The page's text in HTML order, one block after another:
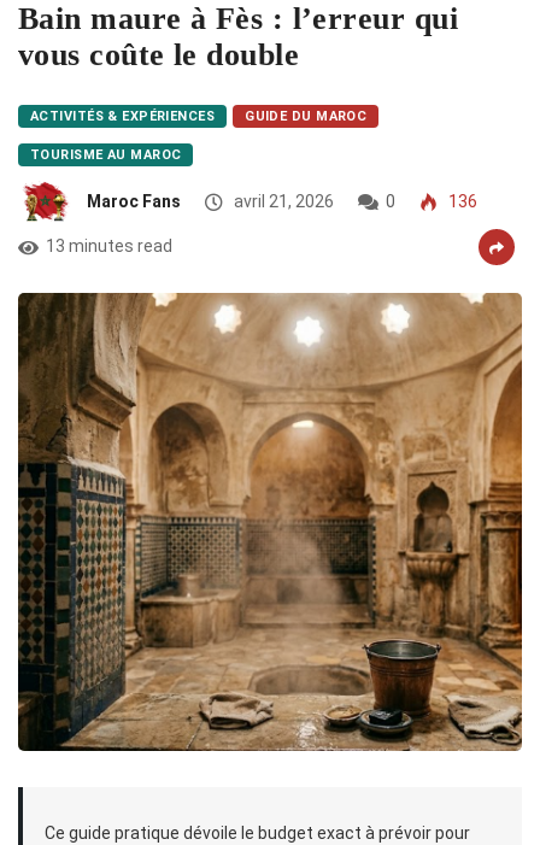
Bain maure à Fès : l’erreur qui
vous coûte le double
ACTIVITÉS & EXPÉRIENCES GUIDE DU MAROC
TOURISME AU MAROC
Maroc Fans avril 21, 2026 0 136
13 minutes read
Ce guide pratique dévoile le budget exact à prévoir pour